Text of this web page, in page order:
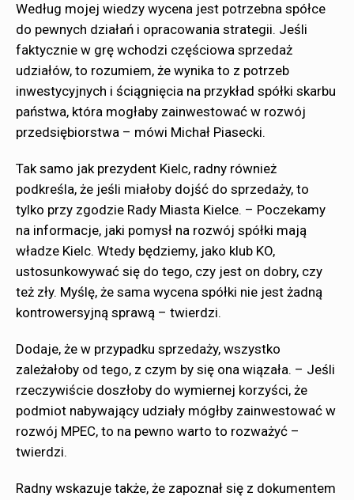
Według mojej wiedzy wycena jest potrzebna spółce
do pewnych działań i opracowania strategii. Jeśli
faktycznie w grę wchodzi częściowa sprzedaż
udziałów, to rozumiem, że wynika to z potrzeb
inwestycyjnych i ściągnięcia na przykład spółki skarbu
państwa, która mogłaby zainwestować w rozwój
przedsiębiorstwa – mówi Michał Piasecki.
Tak samo jak prezydent Kielc, radny również
podkreśla, że jeśli miałoby dojść do sprzedaży, to
tylko przy zgodzie Rady Miasta Kielce. – Poczekamy
na informacje, jaki pomysł na rozwój spółki mają
władze Kielc. Wtedy będziemy, jako klub KO,
ustosunkowywać się do tego, czy jest on dobry, czy
też zły. Myślę, że sama wycena spółki nie jest żadną
kontrowersyjną sprawą – twierdzi.
Dodaje, że w przypadku sprzedaży, wszystko
zależałoby od tego, z czym by się ona wiązała. – Jeśli
rzeczywiście doszłoby do wymiernej korzyści, że
podmiot nabywający udziały mógłby zainwestować w
rozwój MPEC, to na pewno warto to rozważyć –
twierdzi.
Radny wskazuje także, że zapoznał się z dokumentem